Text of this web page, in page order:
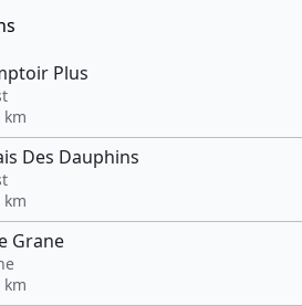
Plus
km
Des Dauphins
km
Grane
km